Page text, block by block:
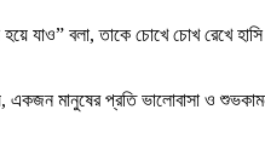
যাও” বলা, তাকে চোখে চোখ রেখে
মানুষের প্রতি ভালোবাসা ও